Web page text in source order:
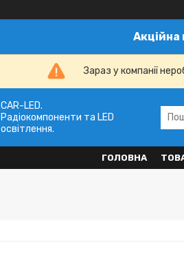
Акційна
Зараз у компанії
CAR-LED.
Радіокомпоненти та LED
освітлення.
ГОЛОВНА